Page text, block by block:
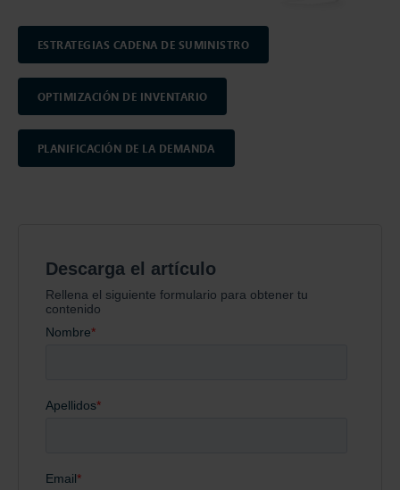
ESTRATEGIAS CADENA DE SUMINISTRO
OPTIMIZACIÓN DE INVENTARIO
PLANIFICACIÓN DE LA DEMANDA